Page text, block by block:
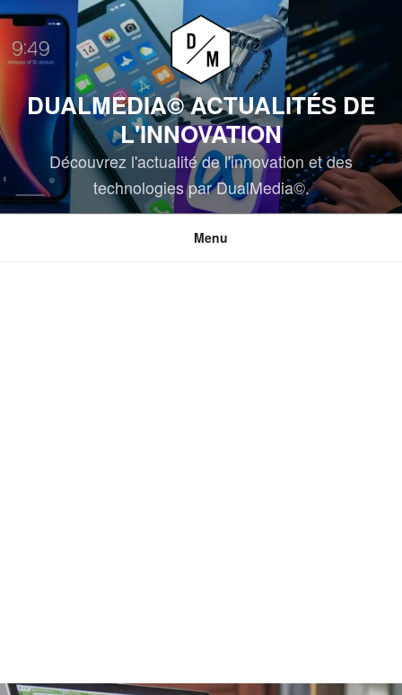
Aller
au
contenu
DUALMEDIA© ACTUALITÉS DE
L'INNOVATION
Découvrez l'actualité de l'innovation et des
technologies par DualMedia©.
Menu